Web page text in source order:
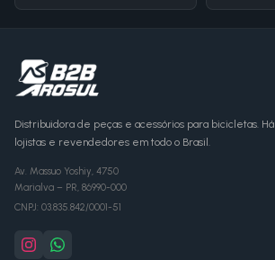
Distribuidora de peças e acessórios para bicicletas. Há
lojistas e revendedores em todo o Brasil.
Av. Massuo Yoshiy, 4750
Marialva – PR, 86990-000
CNPJ: 03.835.842/0001-51